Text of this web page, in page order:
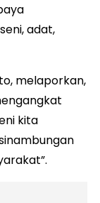
adat,
melaporkan,
kita